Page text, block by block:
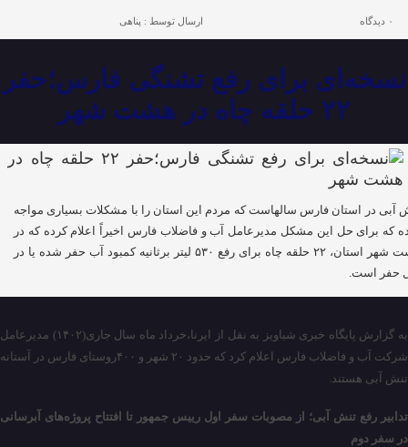
۰ دیدگاه ارسال توسط : پناهی
نسخه‌ای برای رفع تشنگی فارس؛حفر
۲۲ حلقه چاه در هشت شهر
آبی در استان فارس سالهاست که مردم این استان را با مشکلات بسیاری مواجه
که برای حل این مشکل مدیرعامل آب و فاضلاب فارس اخیراً اعلام کرده که در
هشت شهر استان، ۲۲ حلقه چاه برای رفع ۵۳۰ لیتر برثانیه کمبود آب حفر شده یا در
حفر است.
به گزارش پایگاه خبری شباویز به نقل از ایرنا،خرداد ماه سال جاری(۱۴۰۲) مدیرعامل
شرکت آب و فاضلاب فارس اعلام کرد که حدود ۲۰ شهر و ۴۰۰روستای فارس در آستانه
تنش آبی هستند.
تدابیر رفع تنش آبی؛ از مصوبات سفر اول رییس جمهور تا افتتاح پروژه‌های آبرسانی
در سفر دوم